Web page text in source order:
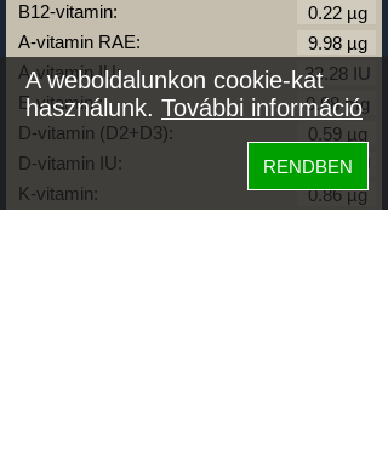
B12-vitamin:
A-vitamin RAE:
A-vitamin IU:
E-vitamin :
D-vitamin (D2+D3):
D-vitamin IU:
K-vitamin:
A weboldalunkon cookie-kat
használunk. További információ
RENDBEN